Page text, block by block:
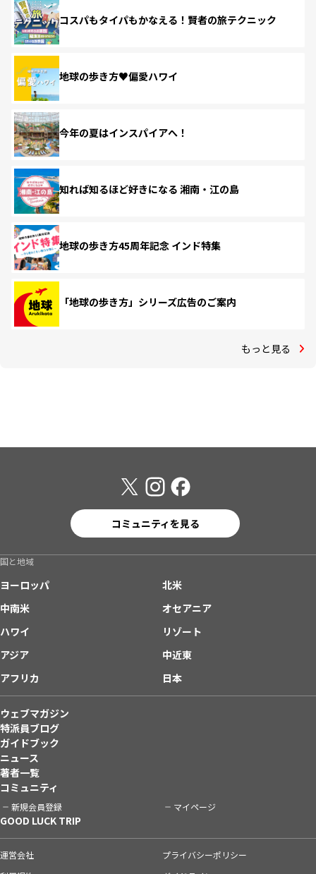
コスパもタイパもかなえる！賢者の旅テクニック
地球の歩き方♥偏愛ハワイ
今年の夏はインスパイアへ！
知れば知るほど好きになる 湘南・江の島
地球の歩き方45周年記念 インド特集
「地球の歩き方」シリーズ広告のご案内
もっと見る
コミュニティを見る
国と地域
ヨーロッパ
北米
中南米
オセアニア
ハワイ
リゾート
アジア
中近東
アフリカ
日本
ウェブマガジン
特派員ブログ
ガイドブック
ニュース
著者一覧
コミュニティ
新規会員登録 マイページ
GOOD LUCK TRIP
運営会社
プライバシーポリシー